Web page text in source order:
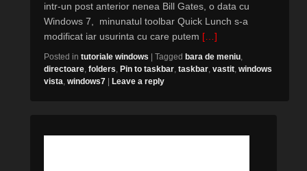
intr-un post anterior nenea Bill Gates, o data cu
Windows 7, minunatul toolbar Quick Lunch s-a
modificat iar usurinta cu care putem […]
Posted in tutoriale windows Tagged bara de meniu,
directoare, folders, Pin to taskbar, taskbar, vastit, windows
vista, windows7 Leave a reply